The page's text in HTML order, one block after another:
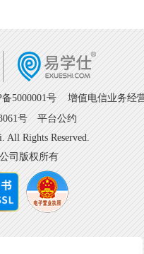
5000001号 增值电信业务经
号
平台公约
All Rights Reserved.
公司版权所有